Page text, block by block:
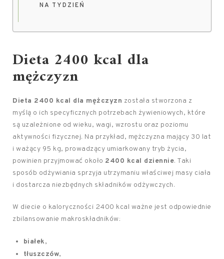
NA TYDZIEŃ
Dieta 2400 kcal dla
mężczyzn
Dieta 2400 kcal dla mężczyzn została stworzona z
myślą o ich specyficznych potrzebach żywieniowych, które
są uzależnione od wieku, wagi, wzrostu oraz poziomu
aktywności fizycznej. Na przykład, mężczyzna mający 30 lat
i ważący 95 kg, prowadzący umiarkowany tryb życia,
powinien przyjmować około 2400 kcal dziennie. Taki
sposób odżywiania sprzyja utrzymaniu właściwej masy ciała
i dostarcza niezbędnych składników odżywczych.
W diecie o kaloryczności 2400 kcal ważne jest odpowiednie
zbilansowanie makroskładników:
białek,
tłuszczów,